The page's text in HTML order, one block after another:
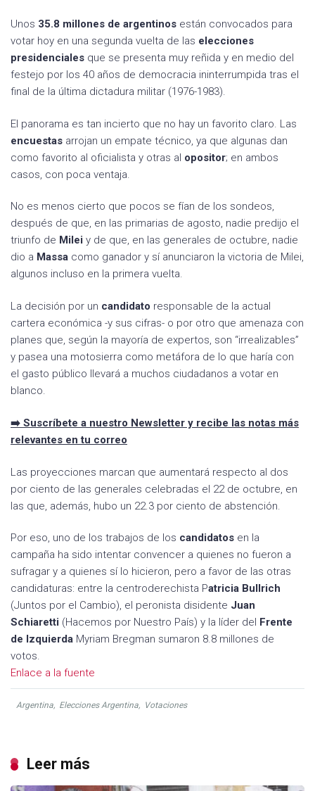
Unos 35.8 millones de argentinos están convocados para
votar hoy en una segunda vuelta de las elecciones
presidenciales que se presenta muy reñida y en medio del
festejo por los 40 años de democracia ininterrumpida tras el
final de la última dictadura militar (1976-1983).
El panorama es tan incierto que no hay un favorito claro. Las
encuestas arrojan un empate técnico, ya que algunas dan
como favorito al oficialista y otras al opositor; en ambos
casos, con poca ventaja.
No es menos cierto que pocos se fían de los sondeos,
después de que, en las primarias de agosto, nadie predijo el
triunfo de Milei y de que, en las generales de octubre, nadie
dio a Massa como ganador y sí anunciaron la victoria de Milei,
algunos incluso en la primera vuelta.
La decisión por un candidato responsable de la actual
cartera económica -y sus cifras- o por otro que amenaza con
planes que, según la mayoría de expertos, son “irrealizables”
y pasea una motosierra como metáfora de lo que haría con
el gasto público llevará a muchos ciudadanos a votar en
blanco.
➡️ Suscríbete a nuestro Newsletter y recibe las notas más
relevantes en tu correo
Las proyecciones marcan que aumentará respecto al dos
por ciento de las generales celebradas el 22 de octubre, en
las que, además, hubo un 22.3 por ciento de abstención.
Por eso, uno de los trabajos de los candidatos en la
campaña ha sido intentar convencer a quienes no fueron a
sufragar y a quienes sí lo hicieron, pero a favor de las otras
candidaturas: entre la centroderechista Patricia Bullrich
(Juntos por el Cambio), el peronista disidente Juan
Schiaretti (Hacemos por Nuestro País) y la líder del
Frente
de Izquierda Myriam Bregman sumaron 8.8 millones de
votos.
Enlace a la fuente
Argentina, Elecciones Argentina, Votaciones
Leer más